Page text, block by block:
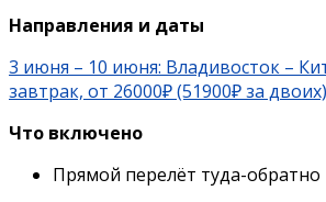
Направления и даты
3 июня – 10 июня: Владивосток –
завтрак, от 26000₽ (51900₽ за двоих)
Что включено
Прямой перелёт туда-обратно